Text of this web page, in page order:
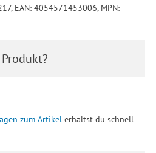
EAN: 4054571453006, MPN:
zum Artikelerhältst du schnell